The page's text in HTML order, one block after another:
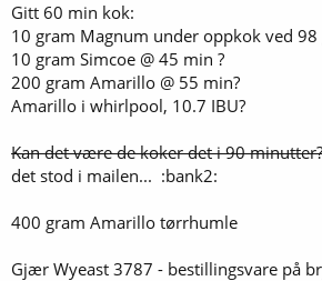
Gitt 60 min kok:
10 gram Magnum under oppkok ved 98
10 gram Simcoe @ 45 min ?
200 gram Amarillo @ 55 min?
Amarillo i whirlpool, 10.7 IBU?
Kan det være de koker det i 90 minutter?
det stod i mailen... :bank2:
400 gram Amarillo tørrhumle
Gjær Wyeast 3787 - bestillingsvare på